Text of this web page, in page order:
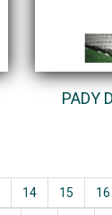
PADY
14 15 16